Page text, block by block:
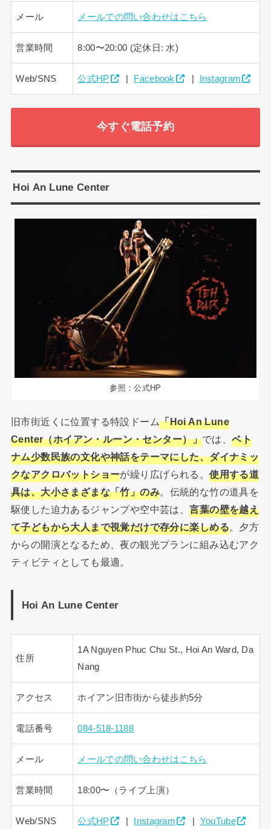
メール メールでの問い合わせはこちら
営業時間 8:00〜20:00 (定休日: 水)
Web/SNS 公式HP Facebook Instagram
今すぐ電話予約
Hoi An Lune Center
参照：公式HP
旧市街近くに位置する特設ドーム「Hoi An Lune
Center（ホイアン・ルーン・センター）」では、ベト
ナム少数民族の文化や神話をテーマにした、ダイナミッ
クなアクロバットショーが繰り広げられる。使用する道
具は、大小さまざまな「竹」のみ。伝統的な竹の道具を
駆使した迫力あるジャンプや空中芸は、言葉の壁を越え
て子どもから大人まで視覚だけで存分に楽しめる。夕方
からの開演となるため、夜の観光プランに組み込むアク
ティビティとしても最適。
Hoi An Lune Center
住所
1A Nguyen Phuc Chu St., Hoi An Ward, Da
Nang
アクセス ホイアン旧市街から徒歩約5分
電話番号 084-518-1188
メール メールでの問い合わせはこちら
営業時間 18:00〜（ライブ上演）
Web/SNS 公式HP Instagram YouTube